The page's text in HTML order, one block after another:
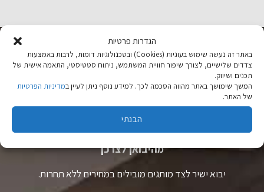
הגדרות פרטיות
באתר זה נעשה שימוש בעוגיות (Cookies) ובטכנולוגיות דומות, לרבות באמצעות
צדדים שלישיים, לצורך שיפור חוויית המשתמש, ניתוח סטטיסטי, התאמה אישית של
תכנים ושיווק.
המשך שימושך באתר מהווה הסכמה לכך. למידע נוסף ניתן לעיין במדיניות הפרטיות
של האתר.
הבנתי
ציוד טיולים
מהיבואן לצרכן
יבוא ישיר לצד מותגים מובילים במחירים ללא תחרות.